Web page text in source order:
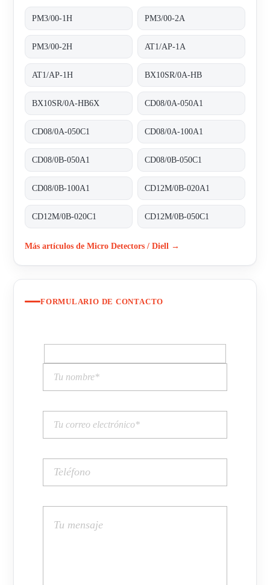
PM3/00-1H PM3/00-2A
PM3/00-2H AT1/AP-1A
AT1/AP-1H BX10SR/0A-HB
BX10SR/0A-HB6X CD08/0A-050A1
CD08/0A-050C1 CD08/0A-100A1
CD08/0B-050A1 CD08/0B-050C1
CD08/0B-100A1 CD12M/0B-020A1
CD12M/0B-020C1 CD12M/0B-050C1
Más artículos de Micro Detectors / Diell →
FORMULARIO DE CONTACTO